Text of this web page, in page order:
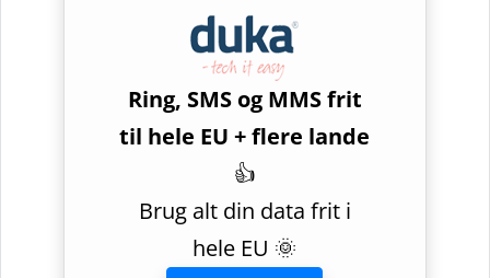
Ring, SMS og MMS frit
til hele EU + flere lande
👍
Brug alt din data frit i
hele EU 🌞